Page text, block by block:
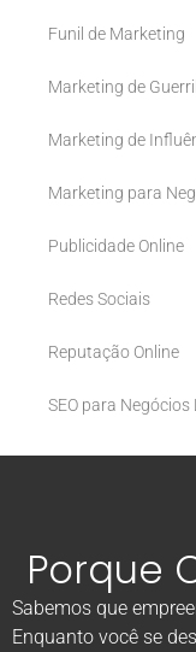
Funil de Marketing
Marketing de
Marketing de
Marketing para
Publicidade Online
Redes Sociais
Reputação Online
SEO para Negócios
Porque
Sabemos que
Enquanto você se